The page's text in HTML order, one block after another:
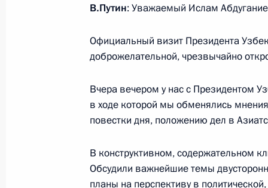
Встреча с Президентом
Поздравление Президенту
14 ноября 2015 года, 12:10
В.Путин: Уважаемый Ислам
Официальный визит Президента
доброжелательной, чрезвычайно
Вчера вечером у нас с Президентом
в ходе которой мы обменялись
повестки дня, положению дел в
В конструктивном, содержательном
Обсудили важнейшие темы
планы на перспективу в